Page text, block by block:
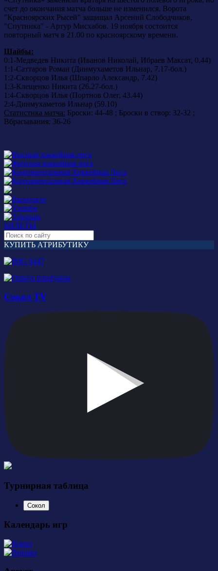
счет до окончания матча больше не изменился. Ворота
"Красноярских Рысей" защищал Арсений Слободчиков,
"Спутника" - Артур Мисхабов. 19 ноября состоится
повторный матч в 21.00 по красноярскому времени.
Шайбы:
0:1-Медведев Никита (Иванов Николай, Ибраев Максат, 0.44)
1:1-Саттаров Роман (Динмухаметов Ильнар, 7.17-бол.)
1:2-Скворцов Илья (Шпарло Александр, 7.42)
1:3-Клещенко Никита (26.27-бол.)
1:4-Скворцов Илья (Портнов Олег, 43.44)
2:4-Динмухаметов Ильнар (59.10)
Статистика матча: Броски: 44-48 ; Броски в створ: 32-32 ;
Вбрасывания: 36-26
БИЛЕТЫ
КУПИТЬ АТРИБУТИКУ
Сокол TV
Турнирная таблица
Сокол
Календарь игр